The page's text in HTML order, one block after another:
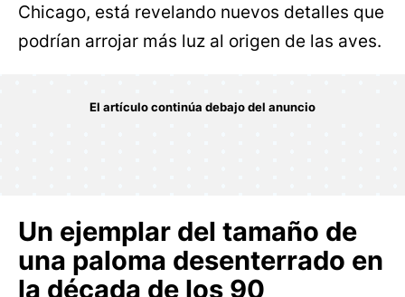
Chicago, está revelando nuevos detalles que
podrían arrojar más luz al origen de las aves.
Un ejemplar del tamaño de
una paloma desenterrado en
la década de los 90